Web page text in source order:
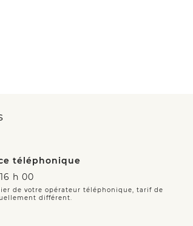
téléphonique
h 00
de votre opérateur téléphonique, tarif de
différent.